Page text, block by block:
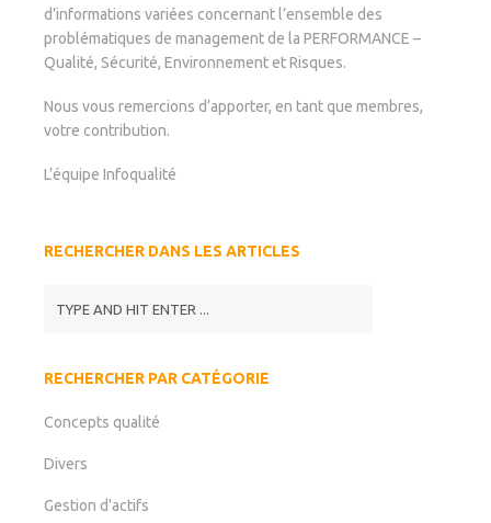
d’informations variées concernant l’ensemble des
problématiques de management de la PERFORMANCE –
Qualité, Sécurité, Environnement et Risques.
Nous vous remercions d’apporter, en tant que membres,
votre contribution.
L’équipe Infoqualité
RECHERCHER DANS LES ARTICLES
RECHERCHER PAR CATÉGORIE
Concepts qualité
Divers
Gestion d'actifs